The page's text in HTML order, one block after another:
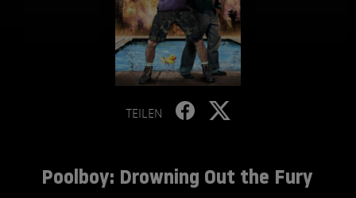
TEILEN
Poolboy: Drowning Out the Fury